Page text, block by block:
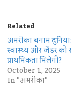
Related
अमरीका बनाम
स्वास्थ्य और जेंडर को
प्राथमिकता मिलेगी?
October 1, 2025
In "अमरीका"